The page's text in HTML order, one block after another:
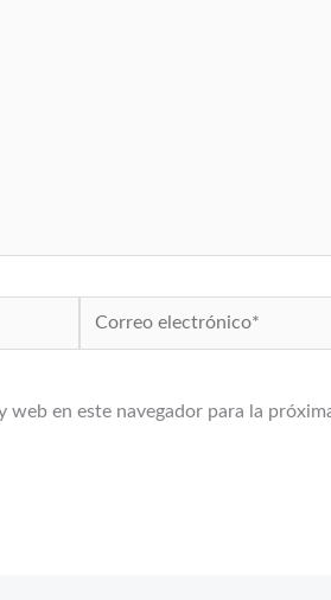
Correo
electrónico*
en este navegador para la